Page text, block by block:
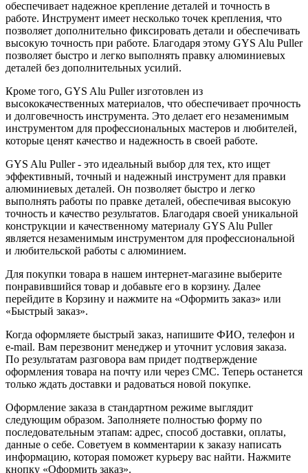
обеспечивает надежное крепление деталей и точность в
работе. Инструмент имеет несколько точек крепления, что
позволяет дополнительно фиксировать детали и обеспечивать
высокую точность при работе. Благодаря этому GYS Alu Puller
позволяет быстро и легко выполнять правку алюминиевых
деталей без дополнительных усилий.
Кроме того, GYS Alu Puller изготовлен из
высококачественных материалов, что обеспечивает прочность
и долговечность инструмента. Это делает его незаменимым
инструментом для профессиональных мастеров и любителей,
которые ценят качество и надежность в своей работе.
GYS Alu Puller - это идеальный выбор для тех, кто ищет
эффективный, точный и надежный инструмент для правки
алюминиевых деталей. Он позволяет быстро и легко
выполнять работы по правке деталей, обеспечивая высокую
точность и качество результатов. Благодаря своей уникальной
конструкции и качественному материалу GYS Alu Puller
является незаменимым инструментом для профессиональной
и любительской работы с алюминием.
Для покупки товара в нашем интернет-магазине выберите
понравившийся товар и добавьте его в корзину. Далее
перейдите в Корзину и нажмите на «Оформить заказ» или
«Быстрый заказ».
Когда оформляете быстрый заказ, напишите ФИО, телефон и
e-mail. Вам перезвонит менеджер и уточнит условия заказа.
По результатам разговора вам придет подтверждение
оформления товара на почту или через СМС. Теперь останется
только ждать доставки и радоваться новой покупке.
Оформление заказа в стандартном режиме выглядит
следующим образом. Заполняете полностью форму по
последовательным этапам: адрес, способ доставки, оплаты,
данные о себе. Советуем в комментарии к заказу написать
информацию, которая поможет курьеру вас найти. Нажмите
кнопку «Оформить заказ».